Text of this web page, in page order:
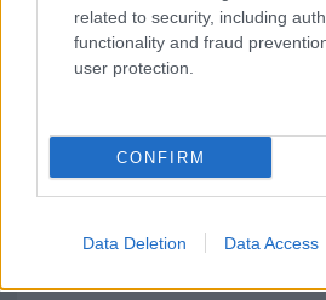
related to security, including
functionality and fraud
user protection.
CONFIRM
Data Deletion Data Access